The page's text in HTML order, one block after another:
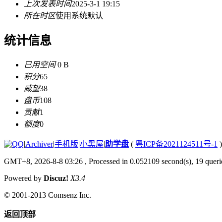
上次发表时间2025-3-1 19:15
所在时区使用系统默认
统计信息
已用空间0 B
积分65
威望38
盘币108
贡献1
额度0
|Archiver|手机版|小黑屋|助学盘 ( 粤ICP备2021124511号-1 )
GMT+8, 2026-8-8 03:26 , Processed in 0.052109 second(s), 19
Powered by Discuz! X3.4
© 2001-2013 Comsenz Inc.
返回顶部